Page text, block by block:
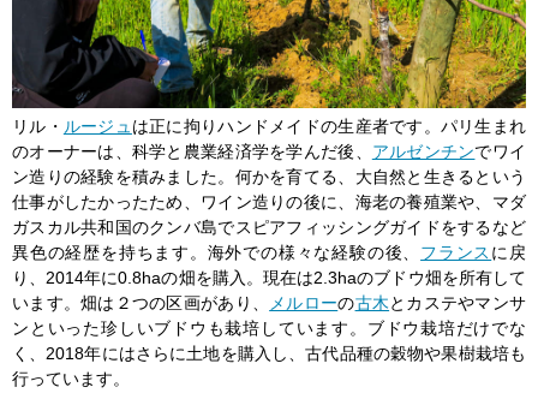
リル・ ルージュは正に拘りハンドメイドの生産者です。パリ生まれ
のオーナーは、科学と農業経済学を学んだ後、 アルゼンチンでワイ
ン造りの経験を積みました。何かを育てる、大自然と生きるという
仕事がしたかったため、ワイン造りの後に、海老の養殖業や、マダ
ガスカル共和国のクンバ島でスピアフィッシングガイドをするなど
異色の経歴を持ちます。海外での様々な経験の後、 フランス に戻
り、2014年に0.8haの畑を購入。現在は2.3haのブドウ畑を所有して
います。畑は２つの区画があり、
メルローの古木とカステやマンサ
ンといった珍しいブドウも栽培しています。ブドウ栽培だけでな
く、2018年にはさらに土地を購入し、古代品種の穀物や果樹栽培も
行っています。